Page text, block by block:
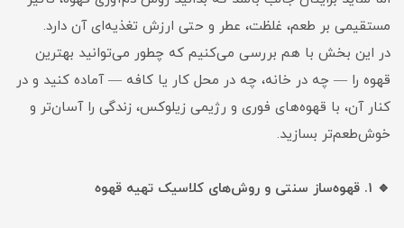
مستقیمی بر طعم، غلظت، عطر و حتی ارزش تغذیه‌ای آن دارد.
در این بخش با هم بررسی می‌کنیم که چطور می‌توانید بهترین
قهوه را — چه در خانه، چه در محل کار یا کافه — آماده کنید و در
کنار آن، با قهوه‌های فوری و رژیمی زیلوکس، زندگی را آسان‌تر و
خوش‌طعم‌تر بسازید.
🔹 ۱. قهوه‌ساز سنتی و روش‌های کلاسیک تهیه قهوه